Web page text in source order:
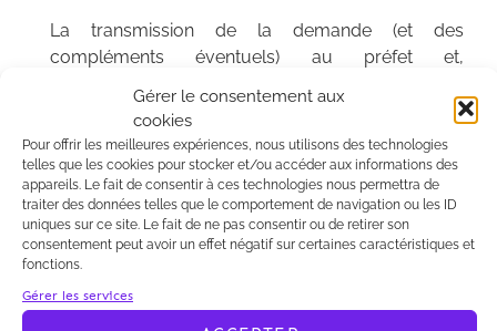
Gérer le consentement aux
cookies
Pour offrir les meilleures expériences, nous utilisons des technologies
telles que les cookies pour stocker et/ou accéder aux informations des
appareils. Le fait de consentir à ces technologies nous permettra de
traiter des données telles que le comportement de navigation ou les ID
uniques sur ce site. Le fait de ne pas consentir ou de retirer son
consentement peut avoir un effet négatif sur certaines caractéristiques et
fonctions.
Gérer les services
La transmission de la demande (et des
compléments éventuels) au préfet et,
position formelle à l’autorité de saisine sont
effectuées « par tout moyen permettant
d’apporter la preuve de sa réception » (art. R. 1116-
1 et R. 1116-5 du CGCT).
La date de réception de la demande (ou, le cas
échéant, des compléments) marque le point de
départ du délai de trois mois pour émettre une
position formelle ou, à défaut, faire naître une